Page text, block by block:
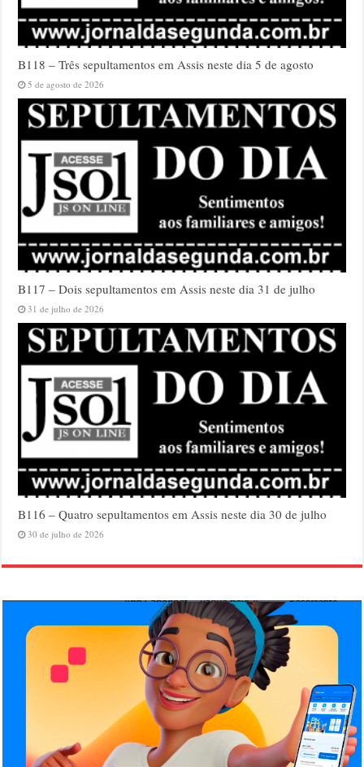
B118 – Três sepultamentos em Assis neste dia 5 de agosto
5 de agosto de 2026
B117 – Dois sepultamentos em Assis neste dia 31 de julho
31 de julho de 2026
B116 – Quatro sepultamentos em Assis neste dia 30 de julho
30 de julho de 2026